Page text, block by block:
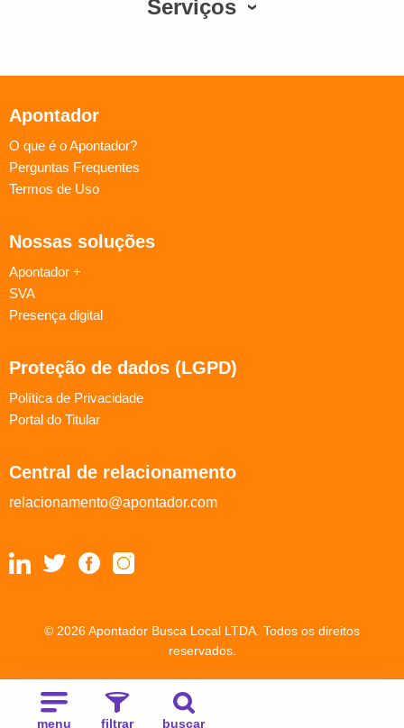
menu filtrar buscar
Serviços
Apontador
O que é o Apontador?
Perguntas Frequentes
Termos de Uso
Nossas soluções
Apontador +
SVA
Presença digital
Proteção de dados (LGPD)
Política de Privacidade
Portal do Titular
Central de relacionamento
relacionamento@apontador.com
© 2026 Apontador Busca Local LTDA. Todos os direitos
reservados.